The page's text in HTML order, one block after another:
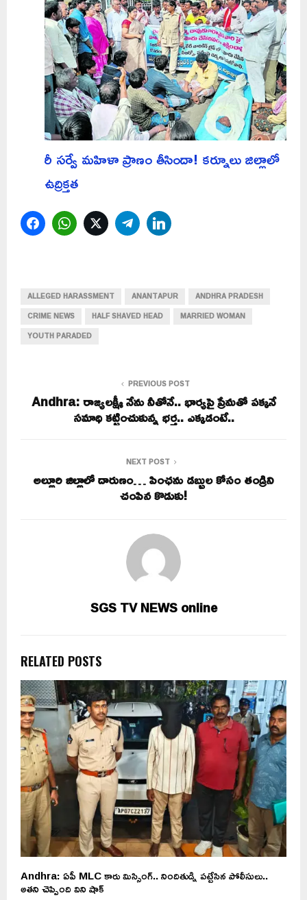
రీ సర్వే మహిళా ప్రాణం తీసిందా! కర్నూలు జిల్లాలో
ఉద్రిక్తత
FacebookWhatsAppTwitterTelegram
ALLEGED HARASSMENT ANANTAPUR
ANDHRA PRADESH
CRIME NEWS
HALF SHAVED HEAD
MARRIED WOMAN
YOUTH PARADED
PREVIOUS POST
Andhra: రాజ్యలక్ష్మీ నేను నీతోనే.. భార్యపై ప్రేమతో పక్కనే
సమాధి కట్టించుకున్న భర్త.. ఎక్కడంటే..
NEXT POST
అల్లూరి జిల్లాలో దారుణం… పింఛను డబ్బుల కోసం తండ్రిని
చంపిన కొడుకు!
SGS TV NEWS online
RELATED POSTS
Andhra: ఏపీ MLC కారు మిస్సింగ్.. నిందితుడ్ని పట్టేసిన పోలీసులు..
అతని చెప్పింది విని షాక్